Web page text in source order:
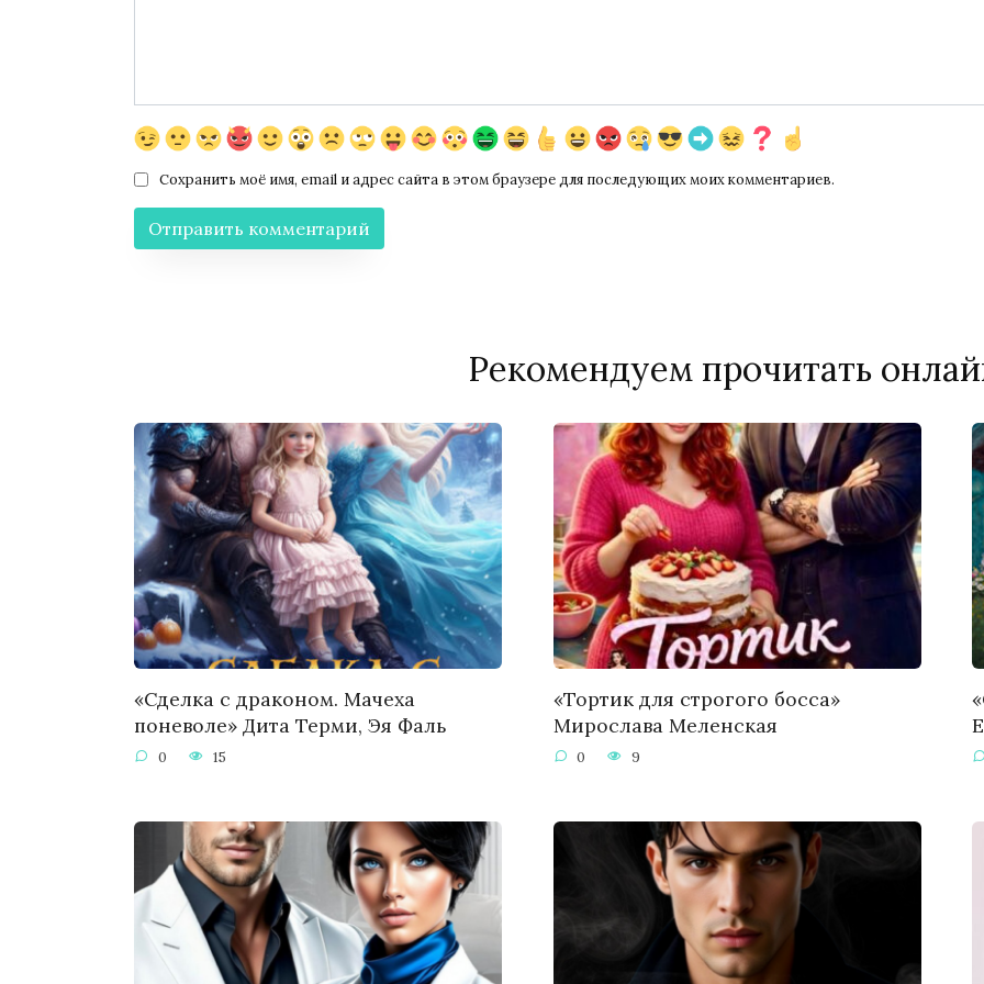
Сохранить моё имя, email и адрес сайта в этом браузере для последующих моих комментариев.
Рекомендуем прочитать
«Сделка с драконом. Мачеха
поневоле» Дита Терми, Эя Фаль
0 15
«Тортик для строгого босса»
Мирослава Меленская
0 9